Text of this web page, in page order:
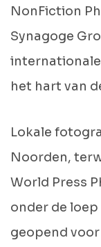
NonFiction
Synagoge
het hart van
Lokale
Noorden,
World Press
onder de
geopend